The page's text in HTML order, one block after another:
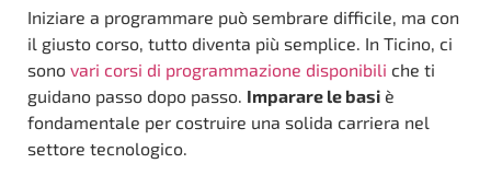
Iniziare a programmare può sembrare difficile, ma con
il giusto corso, tutto diventa più semplice. In Ticino, ci
sono vari corsi di programmazione disponibili che ti
guidano passo dopo passo. Imparare le basi è
fondamentale per costruire una solida carriera nel
settore tecnologico.